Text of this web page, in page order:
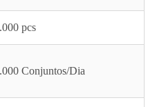
pcs
Conjuntos/Dia